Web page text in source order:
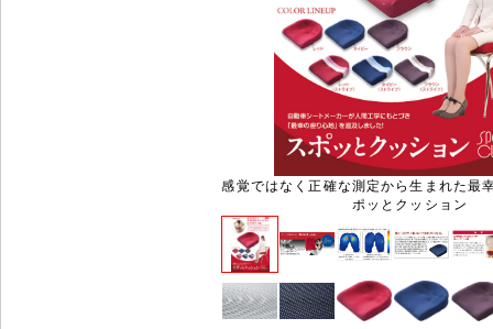
感覚ではなく正確な測定から生まれた最
ポッとクッション